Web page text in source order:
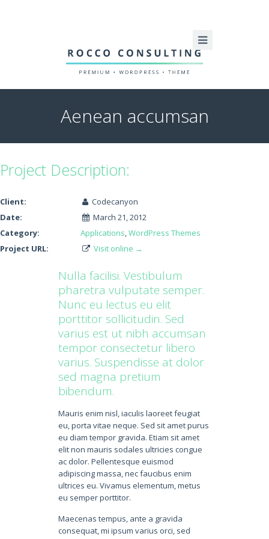
Aenean accumsan
Project Description:
Client:
Codecanyon
Date:
March 21, 2012
Category:
Applications,WordPress Themes
Project URL:
Visit online →
Nulla facilisi. Vestibulum
pharetra vulputate semper.
Nunc eu lectus eu elit
porttitor sollicitudin. Sed
varius est ut nibh accumsan
tempor consectetur libero
varius. Suspendisse at dolor
sed magna pretium
bibendum.
Mauris enim nisl, iaculis laoreet feugiat
eu, porta vitae neque. Sed sit amet purus
eu diam tempor gravida. Etiam sit amet
elit non mauris sodales ultricies congue
ac dolor. Pellentesque euismod
adipiscing massa, nec faucibus enim
ultrices eu. Vivamus elementum, metus
eu semper porttitor.
Maecenas tempus, ante a gravida
consequat, mi ipsum varius orci, sed